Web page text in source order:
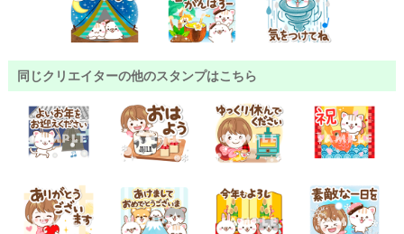
同じクリエイターの他のスタンプはこちら